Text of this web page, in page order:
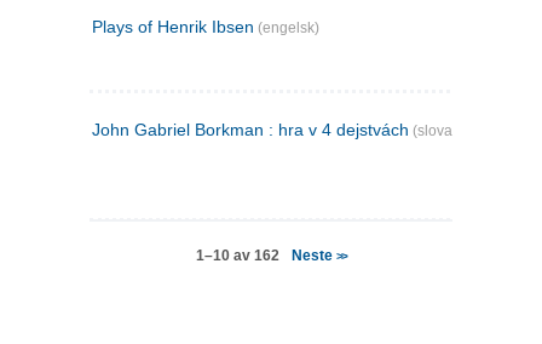
Plays of Henrik Ibsen (engelsk)
John Gabriel Borkman : hra v 4 dejstvách (slovakisk)
1–10 av 162 Neste >>